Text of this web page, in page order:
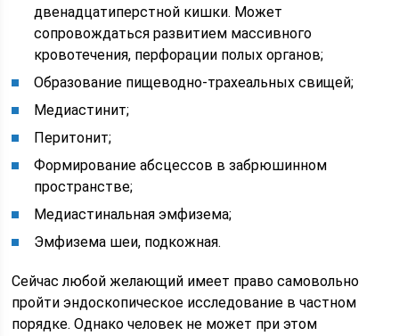
двенадцатиперстной кишки. Может
сопровождаться развитием массивного
кровотечения, перфорации полых органов;
Образование пищеводно-трахеальных свищей;
Медиастинит;
Перитонит;
Формирование абсцессов в забрюшинном
пространстве;
Медиастинальная эмфизема;
Эмфизема шеи, подкожная.
Сейчас любой желающий имеет право самовольно
пройти эндоскопическое исследование в частном
порядке. Однако человек не может при этом